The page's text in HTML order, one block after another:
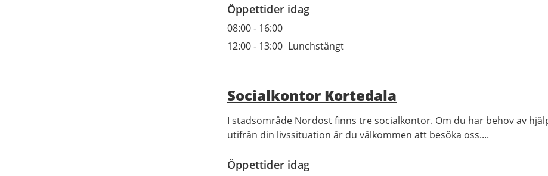
Öppettider idag
08:00- 16:00
12:00- 13:00 Lunchstängt
Socialkontor Kortedala
I stadsområde Nordost finns tre socialkontor. Om du har behov av
utifrån din livssituation är du välkommen att besöka oss....
Öppettider idag